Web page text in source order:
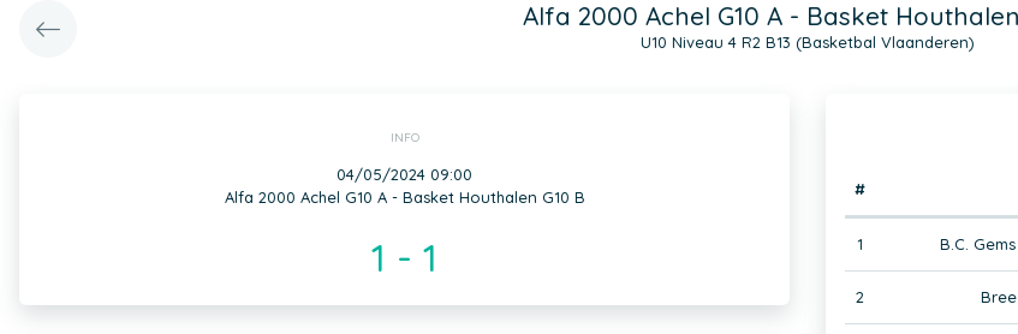
Alfa 2000 Achel G10 A - Basket
U10 Niveau 4 R2 B13 (Basketbal Vlaanderen)
INFO
04/05/2024 09:00
Alfa 2000 Achel G10 A - Basket Houthalen G10 B
1 - 1
#
1 B.C.
2